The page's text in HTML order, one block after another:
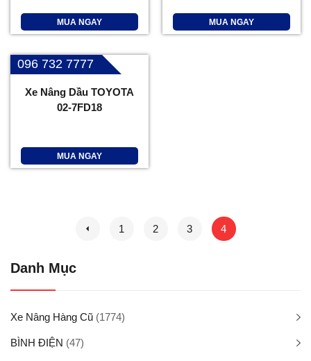
MUA NGAY MUA NGAY
096 732 7777
Xe Nâng Dầu TOYOTA
02-7FD18
MUA NGAY
1 2 3 4
Danh Mục
Xe Nâng Hàng Cũ (1774)
BÌNH ĐIỆN (47)